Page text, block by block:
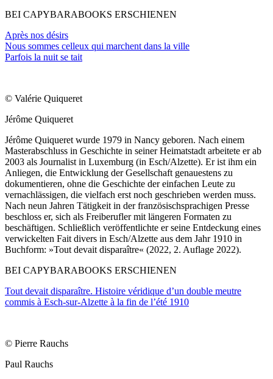
BEI CAPYBARABOOKS ERSCHIENEN
Après nos désirs
Nous sommes celleux qui marchent dans la ville
Parfois la nuit se tait
© Valérie Quiqueret
Jérôme Quiqueret
Jérôme Quiqueret wurde 1979 in Nancy geboren. Nach einem
Masterabschluss in Geschichte in seiner Heimatstadt arbeitete er ab
2003 als Journalist in Luxemburg (in Esch/Alzette). Er ist ihm ein
Anliegen, die Entwicklung der Gesellschaft genauestens zu
dokumentieren, ohne die Geschichte der einfachen Leute zu
vernachlässigen, die vielfach erst noch geschrieben werden muss.
Nach neun Jahren Tätigkeit in der französischsprachigen Presse
beschloss er, sich als Freiberufler mit längeren Formaten zu
beschäftigen. Schließlich veröffentlichte er seine Entdeckung eines
verwickelten Fait divers in Esch/Alzette aus dem Jahr 1910 in
Buchform: »Tout devait disparaître« (2022, 2. Auflage 2022).
BEI CAPYBARABOOKS ERSCHIENEN
Tout devait disparaître. Histoire véridique d’un double meutre
commis à Esch-sur-Alzette à la fin de l’été 1910
© Pierre Rauchs
Paul Rauchs